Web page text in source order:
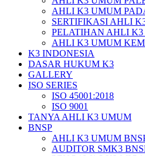
AHLI K3 UMUM
SERTIFIKASI AHLI
PELATIHAN AHLI
AHLI K3 UMUM
K3 INDONESIA
DASAR HUKUM K3
GALLERY
ISO SERIES
ISO 45001:2018
ISO 9001
TANYA AHLI K3 UMUM
BNSP
AHLI K3 UMUM
AUDITOR SMK3